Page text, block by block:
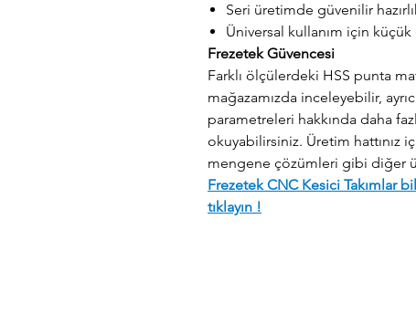
Seri üretimde güvenilir
Üniversal kullanım için küçük
Frezetek Güvencesi
Farklı ölçülerdeki HSS punta
mağazamızda inceleyebilir,
parametreleri hakkında daha
okuyabilirsiniz. Üretim hattınız
mengene çözümleri gibi diğer
Frezetek CNC Kesici Takımlar
tıklayın !